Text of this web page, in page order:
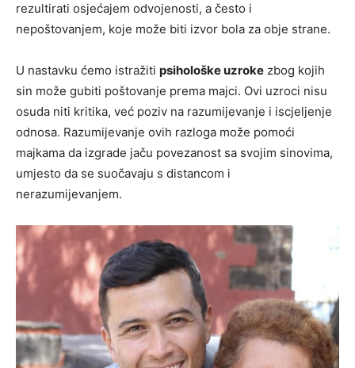
rezultirati osjećajem odvojenosti, a često i
nepoštovanjem, koje može biti izvor bola za obje strane.
U nastavku ćemo istražiti psihološke uzroke zbog kojih
sin može gubiti poštovanje prema majci. Ovi uzroci nisu
osuda niti kritika, već poziv na razumijevanje i iscjeljenje
odnosa. Razumijevanje ovih razloga može pomoći
majkama da izgrade jaču povezanost sa svojim sinovima,
umjesto da se suočavaju s distancom i
nerazumijevanjem.